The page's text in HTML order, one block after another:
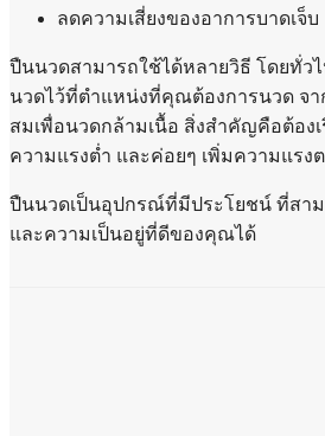
ลดความเสี่ยงของอาการบาดเจ็บ
ปืนนวดสามารถใช้ได้หลายวิธี โดยทั่ว
นวดไว้ที่ตำแหน่งที่คุณต้องการนวด จ
สมเพื่อนวดกล้ามเนื้อ สิ่งสำคัญคือต้อง
ความแรงต่ำ และค่อยๆ เพิ่มความแรง
ปืนนวดเป็นอุปกรณ์ที่มีประโยชน์ ที่สา
และความเป็นอยู่ที่ดีของคุณได้